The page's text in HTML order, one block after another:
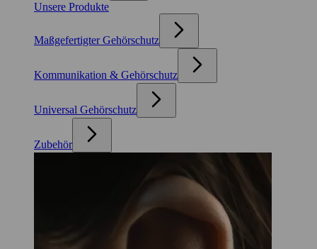
Unsere Produkte
Maßgefertigter Gehörschutz
Kommunikation & Gehörschutz
Universal Gehörschutz
Zubehör